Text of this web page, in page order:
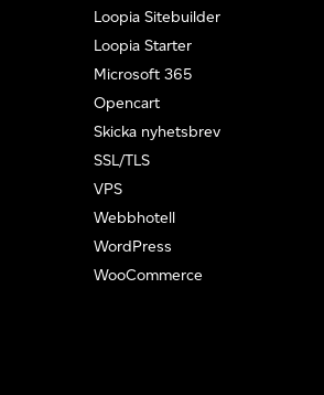
Loopia Sitebuilder
Loopia Starter
Microsoft 365
Opencart
Skicka nyhetsbrev
SSL/TLS
VPS
Webbhotell
WordPress
WooCommerce